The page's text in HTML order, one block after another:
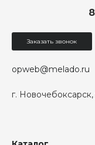
г.
opweb@melado.ru
Заказать звонок